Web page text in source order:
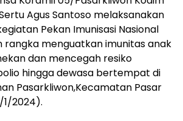
Agus Santoso melaksanakan
Pekan Imunisasi Nasional
rangka menguatkan imunitas anak
dan mencegah resiko
hingga dewasa bertempat di
Pasarkliwon,Kecamatan Pasar
1/2024).